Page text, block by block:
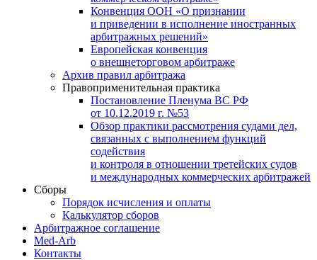
Конвенция ООН «О признании
и приведении в исполнение иностранных
арбитражных решений»
Европейская конвенция
о внешнеторговом арбитраже
Архив правил арбитража
Правоприменительная практика
Постановление Пленума ВС РФ
от 10.12.2019 г. №53
Обзор практики рассмотрения судами дел,
связанных с выполнением функций
содействия
и контроля в отношении третейских судов
и международных коммерческих арбитражей
Сборы
Порядок исчисления и оплаты
Калькулятор сборов
Арбитражное соглашение
Med-Arb
Контакты